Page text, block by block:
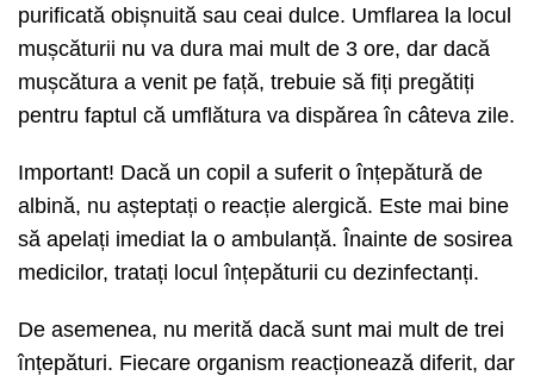
purificată obișnuită sau ceai dulce. Umflarea la locul
mușcăturii nu va dura mai mult de 3 ore, dar dacă
mușcătura a venit pe față, trebuie să fiți pregătiți
pentru faptul că umflătura va dispărea în câteva zile.
Important! Dacă un copil a suferit o înțepătură de
albină, nu așteptați o reacție alergică. Este mai bine
să apelați imediat la o ambulanță. Înainte de sosirea
medicilor, tratați locul înțepăturii cu dezinfectanți.
De asemenea, nu merită dacă sunt mai mult de trei
înțepături. Fiecare organism reacționează diferit, dar